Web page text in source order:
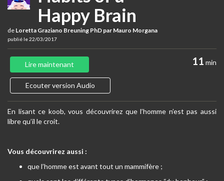
Happy Brain
de Loretta Graziano Breuning PhD par Mauro Morgana
publié le 22/03/2017
11 min
Lire maintenant
Ecouter version Audio
En lisant ce koob, vous découvrirez que l’homme n’est pas aussi
libre qu’il le croit.
Vous découvrirez aussi :
que l’homme est avant tout un mammifère ;